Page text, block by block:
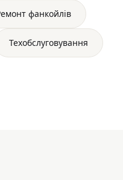
фанкойлів
Техобслуговування